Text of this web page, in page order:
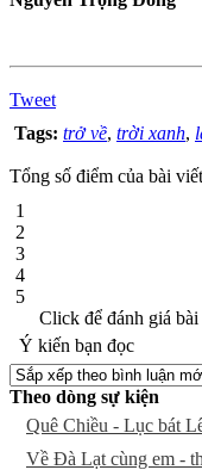
Tweet
Tags: trở về, trời xanh,
Tổng số điểm của bài
1
2
3
4
5
Click để đánh giá
Ý kiến bạn đọc
Theo dòng sự kiện
Quê Chiều - Lục bát
Về Đà Lạt cùng em -